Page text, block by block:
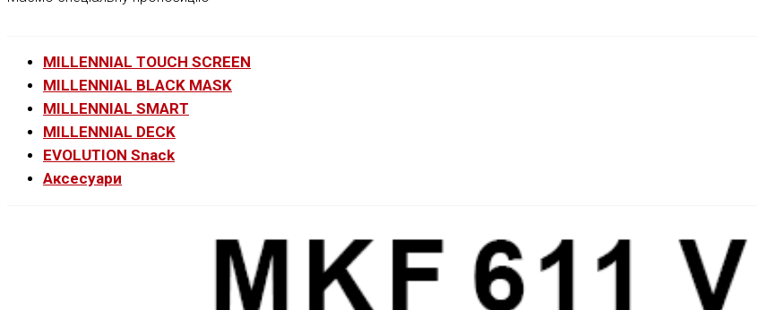
MILLENNIAL TOUCH SCREEN
MILLENNIAL BLACK MASK
MILLENNIAL SMART
MILLENNIAL DECK
EVOLUTION Snack
Аксесуари